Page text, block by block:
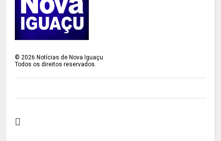
©2026 Notícias de Nova Iguaçu
Todos os direitos reservados.